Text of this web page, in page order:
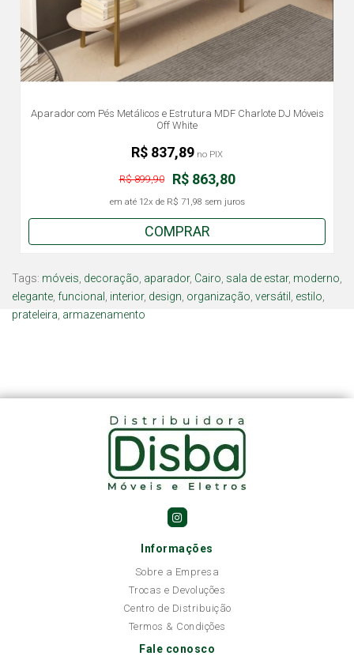
Aparador com Pés Metálicos e Estrutura MDF Charlote DJ Móveis
Off White
R$ 863,80
R$ 899,90
em até 12x de R$ 71,98 sem juros
R$ 837,89 no PIX
COMPRAR
Tags: móveis decoração aparador, Cairo sala de estar, moderno
elegante funcional interior, design organização versátil estilo
prateleira armazenamento
Informações
Sobre a Empresa
Trocas e Devoluções
Centro de Distribuição
Termos & Condições
Fale conosco